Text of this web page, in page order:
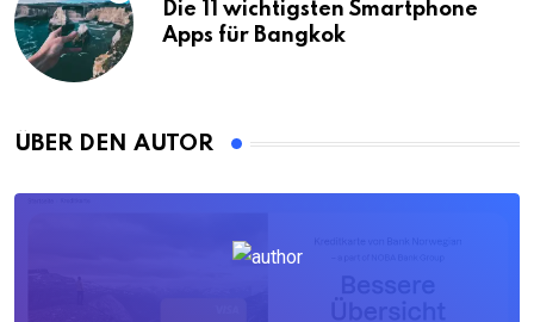
Die 11 wichtigsten Smartphone
Apps für Bangkok
ÜBER DEN AUTOR